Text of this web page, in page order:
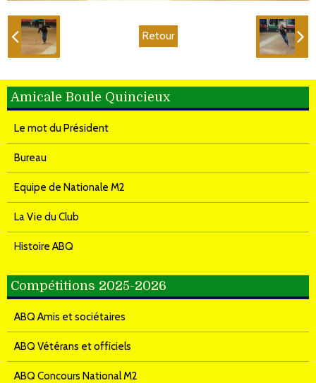
Retour
Amicale Boule Quincieux
Le mot du Président
Bureau
Equipe de Nationale M2
La Vie du Club
Histoire ABQ
Compétitions 2025-2026
ABQ Amis et sociétaires
ABQ Vétérans et officiels
ABQ Concours National M2